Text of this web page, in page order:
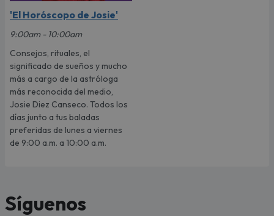
'El Horóscopo de Josie'
9:00am - 10:00am
Consejos, rituales, el
significado de sueños y mucho
más a cargo de la astróloga
más reconocida del medio,
Josie Diez Canseco. Todos los
días junto a tus baladas
preferidas de lunes a viernes
de 9:00 a.m. a 10:00 a.m.
Síguenos